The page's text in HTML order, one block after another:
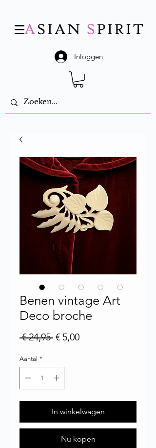
Inloggen
Benen vintage Art
Deco broche
€ 24,95 Normale prijs
€ 5,00Verkoopprijs
Aantal *
In winkelwagen
Nu kopen